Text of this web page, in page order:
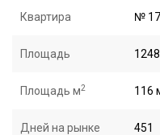
Квартира №
Площадь
Площадь м2 116
Дней на рынке 451